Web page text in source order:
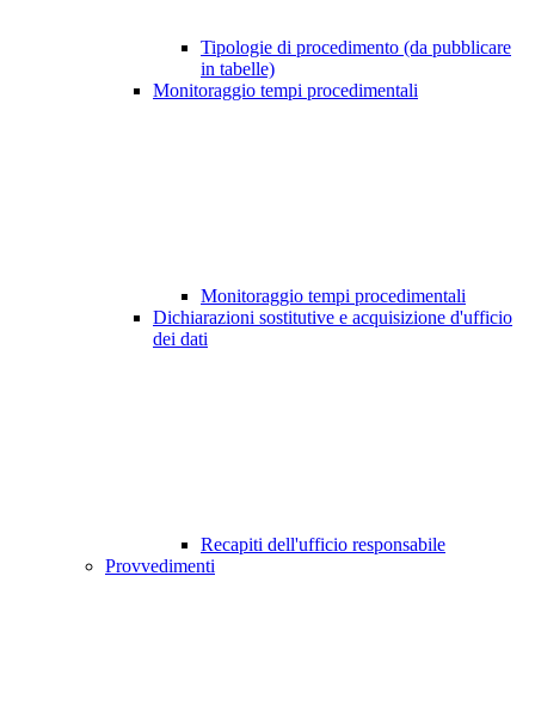
Tipologie di procedimento (da pubblicare
in tabelle)
Monitoraggio tempi procedimentali
Monitoraggio tempi procedimentali
Dichiarazioni sostitutive e acquisizione d'ufficio
dei dati
Recapiti dell'ufficio responsabile
Provvedimenti